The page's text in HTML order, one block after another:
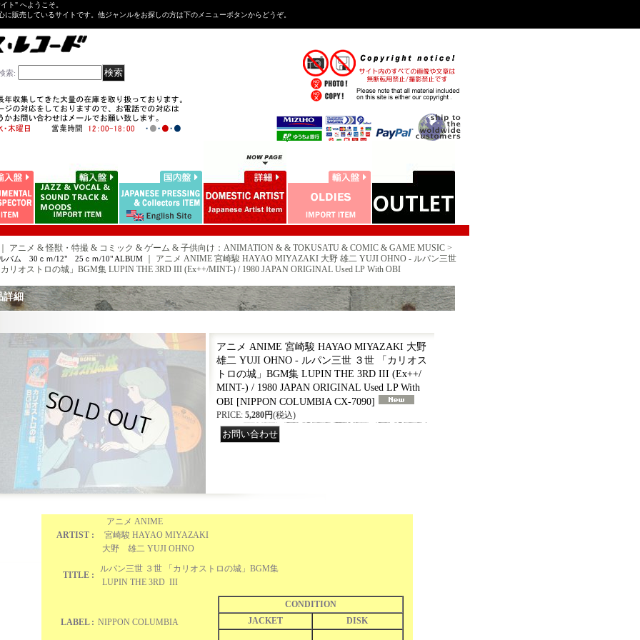
ト" へようこそ。
販売しているサイトです。他ジャンルをお探しの方は下のメニューボタンからどうぞ。
索:
アニメ & 怪獣・特撮 & コミック & ゲーム & 子供向け：ANIMATION & & TOKUSATU & COMIC & GAME MUSIC >
バム 30ｃｍ/12" 25ｃｍ/10" ALBUM｜
アニメ ANIME 宮崎駿 HAYAO MIYAZAKI 大野 雄二 YUJI OHNO - ルパン三世
リオストロの城」BGM集 LUPIN THE 3RD III (Ex++/MINT-) / 1980 JAPAN ORIGINAL Used LP With OBI
詳細
アニメ ANIME 宮崎駿 HAYAO MIYAZAKI 大野
雄二 YUJI OHNO - ルパン三世 ３世 「カリオス
トロの城」BGM集 LUPIN THE 3RD III (Ex++/
MINT-) / 1980 JAPAN ORIGINAL Used LP With
OBI [NIPPON COLUMBIA CX-7090]
PRICE: 5,280円(税込)
ARTIST :
アニメ ANIME
宮崎駿 HAYAO MIYAZAKI
大野 雄二 YUJI OHNO
TITLE :
ルパン三世 ３世 「カリオストロの城」BGM集
LUPIN THE 3RD III
LABEL : NIPPON COLUMBIA
CONDITION
JACKET
DISK